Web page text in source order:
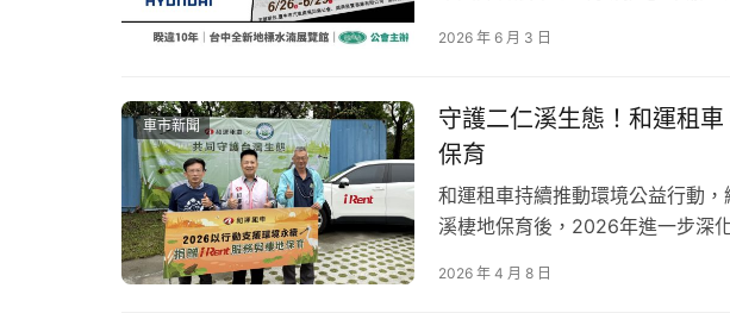
面對即將到來的盛夏出遊旺季，不論是長途旅行還是日常通勤，維持最
候，欲了解更多活動資訊，請洽福斯商旅全台服務中心、福斯商旅官方
(https://www.facebook.com/VW.Bulli.Taiwan/) 或免付費服務專線：
*回廠禮遇券及大苑子夏日特調數量有限，送完為止，品項調整不另行通
*品牌好朋友回饋專案及 My eVanLife專屬回廠禮遇券限已過保車輛。
*指定新輪胎與保固規範及詳細促銷內容，請洽福斯商旅全台服務中心。
車」，預計將於現場展出多款人
業…
2026 年 6 月 3 日
車市新聞
守護二仁溪生態！和運租
保育
和運租車持續推動環境公益行動
溪棲地保育後，2026年進一步深
邀請經濟部水利署第六河川分署
2026 年 4 月 8 日